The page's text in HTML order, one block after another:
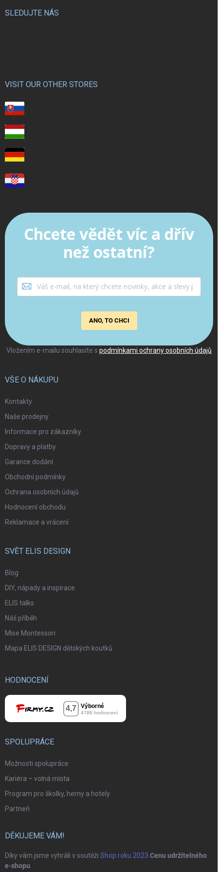
Vložením e-mailu souhlasíte s podmínkami ochrany osobních údajů
Chcete vědět víc a dřív
než ostatní?
ANO, TO CHCI
SLEDUJTE NÁS
VISIT OUR OTHER STORES
VŠE O NÁKUPU
Kontakty
Naše prodejny
Informace pro zákazníky
Dopravy a platby
Garance dodání
Obchodní podmínky
Ochrana osobních údajů
Hodnocení obchodu
Reklamace a vrácení
SVĚT ELIS DESIGN
Blog
DIY, nápady a inspirace
ELIS talks
Náš příběh
Mise Montessori
Mapa ELIS DESIGN dětských koutků
HODNOCENÍ
SPOLUPRÁCE
Možnosti spolupráce
Kariéra – volná místa
Program pro školky, herny a hotely
Partneři
DĚKUJEME VÁM!
Díky vám jsme vyhráli v soutěži Shop roku 2023 Cenu udržitelného
e-shopu